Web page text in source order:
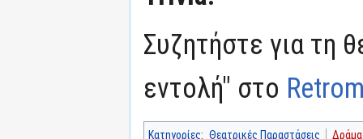
Συζητήστε για τη
εντολή" στο
Κατηγορίες: Θεατρικές Παραστάσεις Δράμα